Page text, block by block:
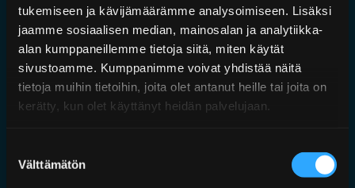
tukemiseen ja kävijämäärämme analysoimiseen. Lisäksi
jaamme sosiaalisen median, mainosalan ja analytiikka-
alan kumppaneillemme tietoja siitä, miten käytät
sivustoamme. Kumppanimme voivat yhdistää näitä
tietoja muihin tietoihin, joita olet antanut heille tai joita on
kerätty, kun olet käyttänyt heidän palvelujaan.
valinta
Välttämätön
TÜRKÇE
POLSKA
БЪЛГАРСКИ